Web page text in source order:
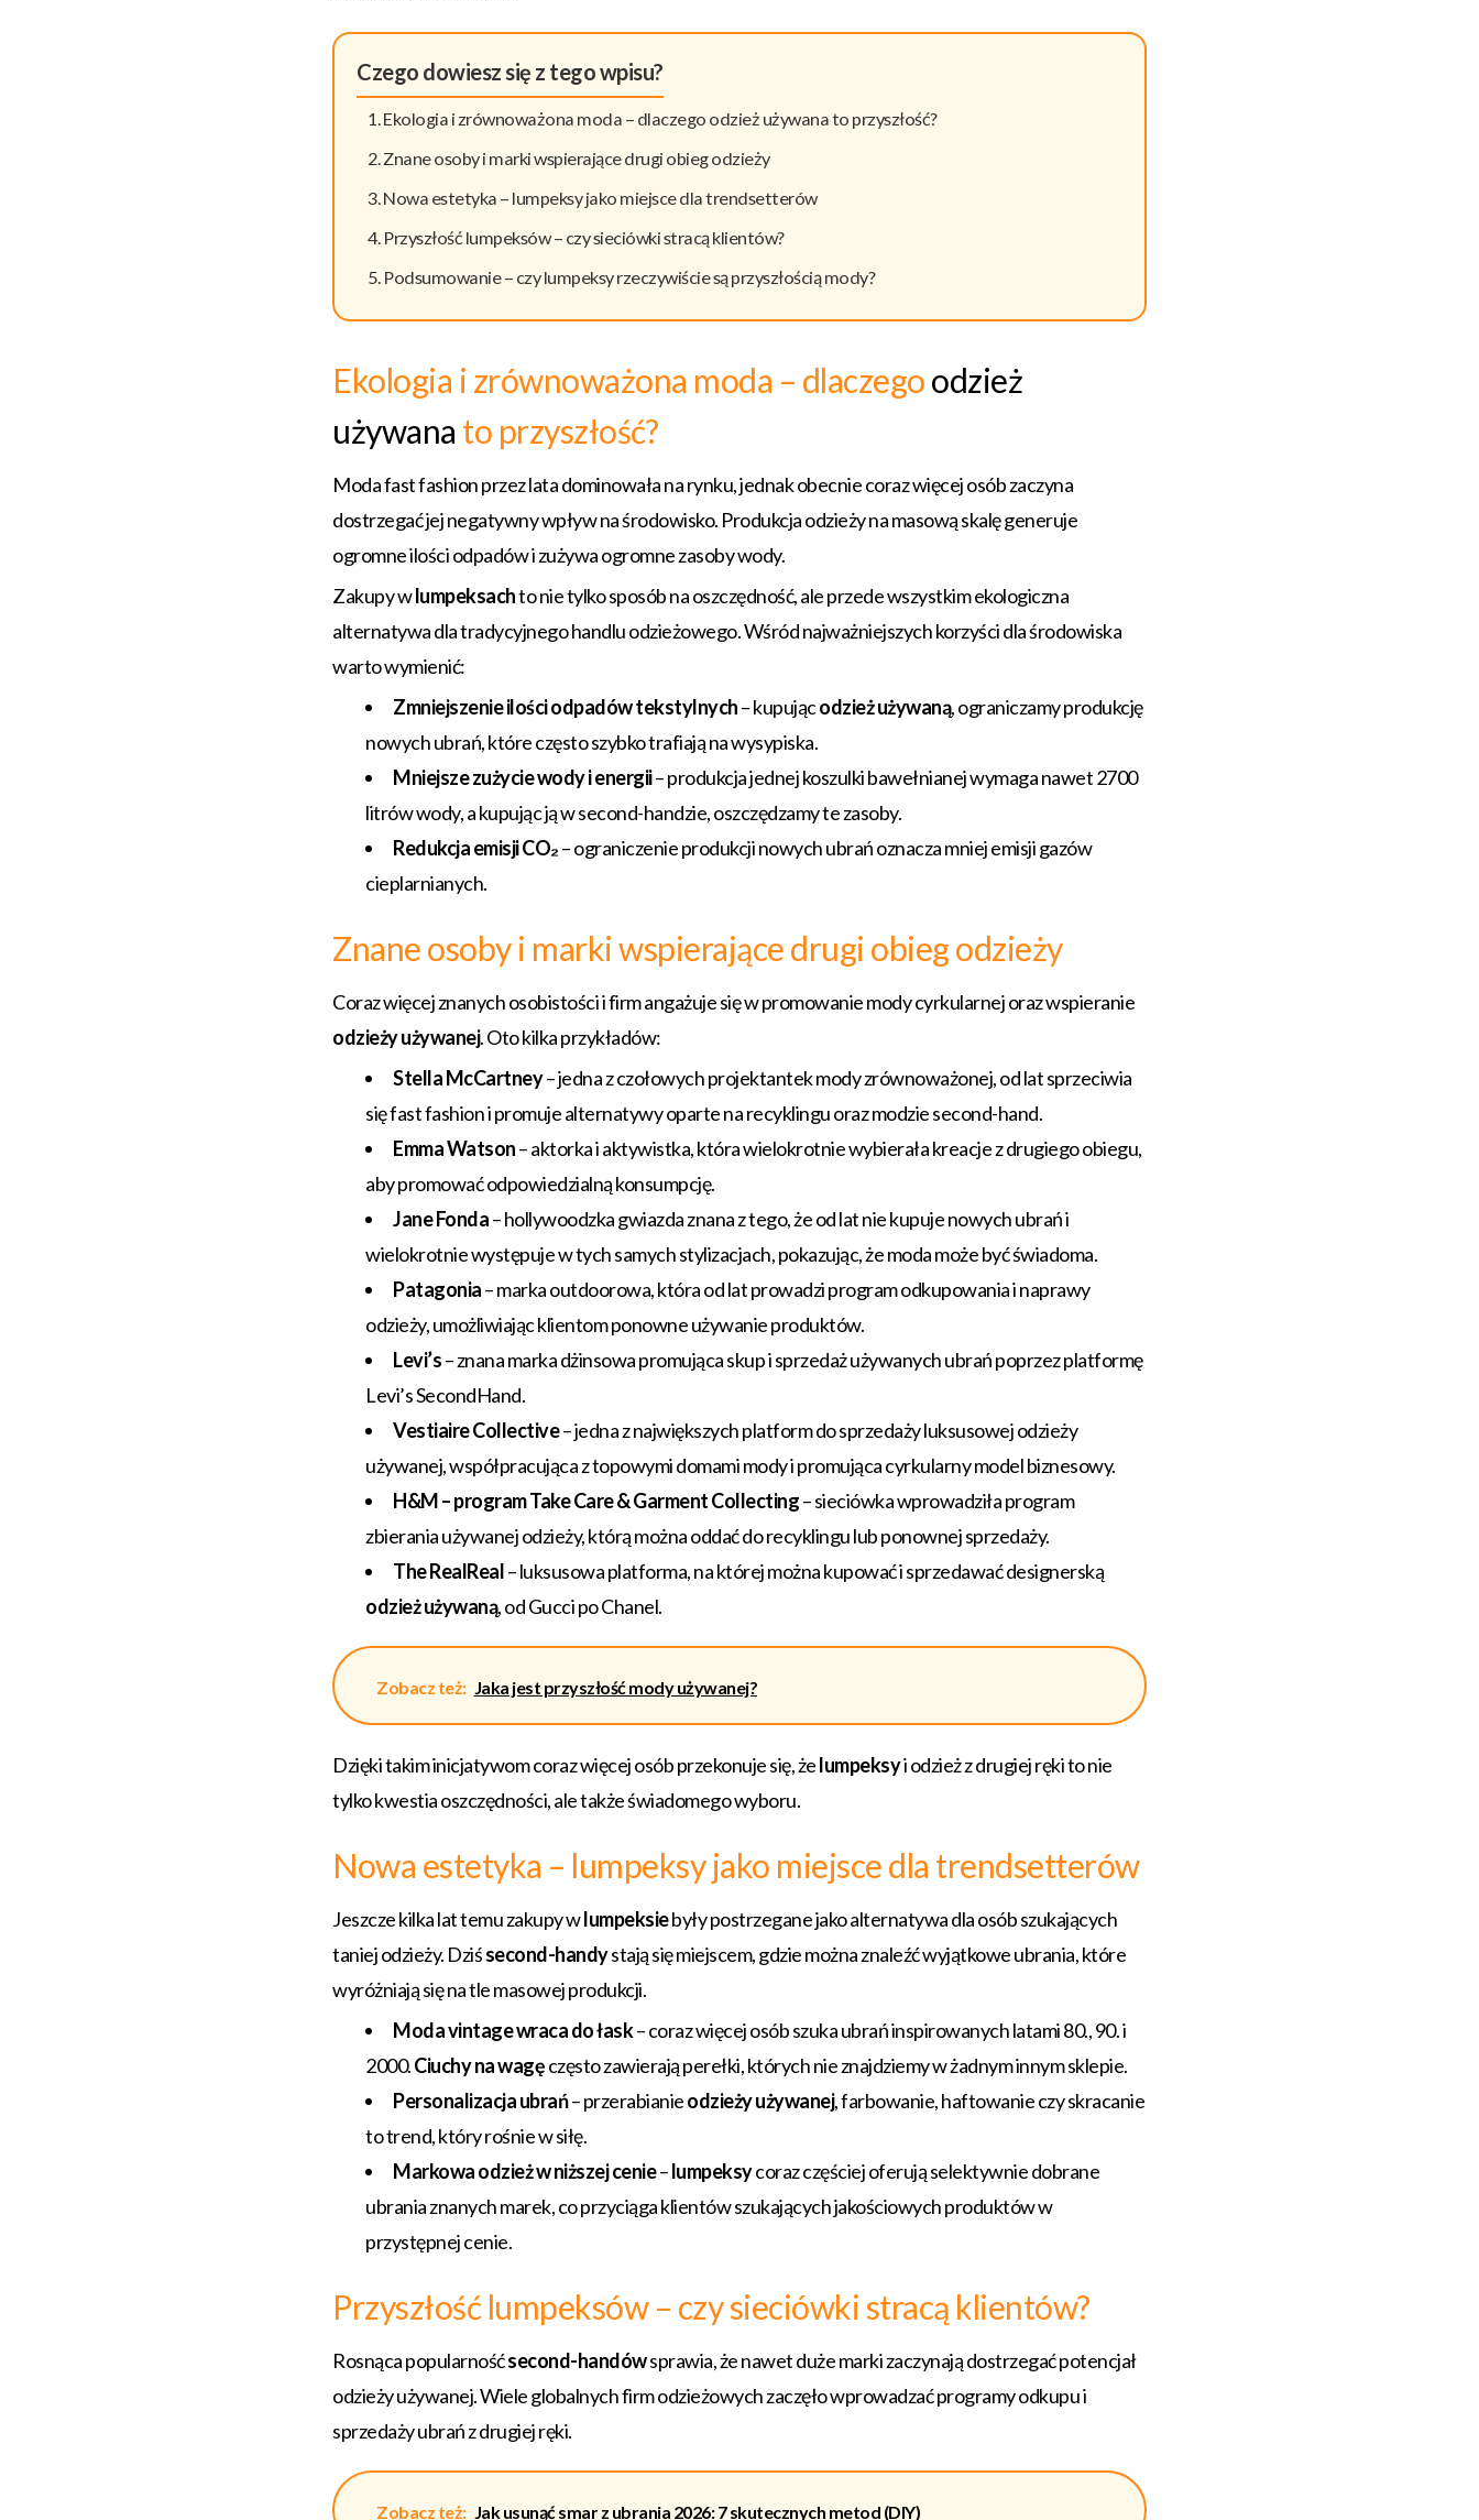
Czego dowiesz się z tego wpisu?
Ekologia i zrównoważona moda – dlaczego odzież używana to przyszłość?
Znane osoby i marki wspierające drugi obieg odzieży
Nowa estetyka – lumpeksy jako miejsce dla trendsetterów
Przyszłość lumpeksów – czy sieciówki stracą klientów?
Podsumowanie – czy lumpeksy rzeczywiście są przyszłością mody?
Ekologia i zrównoważona moda – dlaczegoodzież
używana to przyszłość?
Moda fast fashion przez lata dominowała na rynku, jednak obecnie coraz więcej osób zaczyna
dostrzegać jej negatywny wpływ na środowisko. Produkcja odzieży na masową skalę generuje
ogromne ilości odpadów i zużywa ogromne zasoby wody.
Zakupy wlumpeksachto nie tylko sposób na oszczędność, ale przede wszystkim ekologiczna
alternatywa dla tradycyjnego handlu odzieżowego. Wśród najważniejszych korzyści dla środowiska
warto wymienić:
Zmniejszenie ilości odpadów tekstylnych– kupującodzież używaną, ograniczamy produkcję
nowych ubrań, które często szybko trafiają na wysypiska.
Mniejsze zużycie wody i energii– produkcja jednej koszulki bawełnianej wymaga nawet 2700
litrów wody, a kupując ją w second-handzie, oszczędzamy te zasoby.
Redukcja emisji CO₂– ograniczenie produkcji nowych ubrań oznacza mniej emisji gazów
cieplarnianych.
Znane osoby i marki wspierające drugi obieg odzieży
Coraz więcej znanych osobistości i firm angażuje się w promowanie mody cyrkularnej oraz wspieranie
odzieży używanej. Oto kilka przykładów:
Stella McCartney– jedna z czołowych projektantek mody zrównoważonej, od lat sprzeciwia
się fast fashion i promuje alternatywy oparte na recyklingu oraz modzie second-hand.
Emma Watson– aktorka i aktywistka, która wielokrotnie wybierała kreacje z drugiego obiegu,
aby promować odpowiedzialną konsumpcję.
Jane Fonda– hollywoodzka gwiazda znana z tego, że od lat nie kupuje nowych ubrań i
wielokrotnie występuje w tych samych stylizacjach, pokazując, że moda może być świadoma.
Patagonia– marka outdoorowa, która od lat prowadzi program odkupowania i naprawy
odzieży, umożliwiając klientom ponowne używanie produktów.
Levi’s– znana marka dżinsowa promująca skup i sprzedaż używanych ubrań poprzez platformę
Levi’s SecondHand.
Vestiaire Collective– jedna z największych platform do sprzedaży luksusowej odzieży
używanej, współpracująca z topowymi domami mody i promująca cyrkularny model biznesowy.
H&M – program Take Care & Garment Collecting– sieciówka wprowadziła program
zbierania używanej odzieży, którą można oddać do recyklingu lub ponownej sprzedaży.
The RealReal– luksusowa platforma, na której można kupować i sprzedawać designerską
odzież używaną, od Gucci po Chanel.
Zobacz też: Jaka jest przyszłość mody używanej?
Dzięki takim inicjatywom coraz więcej osób przekonuje się, żelumpeksyi odzież z drugiej ręki to nie
tylko kwestia oszczędności, ale także świadomego wyboru.
Nowa estetyka – lumpeksy jako miejsce dla trendsetterów
Jeszcze kilka lat temu zakupy wlumpeksiebyły postrzegane jako alternatywa dla osób szukających
taniej odzieży. Dziśsecond-handystają się miejscem, gdzie można znaleźć wyjątkowe ubrania, które
wyróżniają się na tle masowej produkcji.
Moda vintage wraca do łask– coraz więcej osób szuka ubrań inspirowanych latami 80., 90. i
2000.Ciuchy na wagęczęsto zawierają perełki, których nie znajdziemy w żadnym innym sklepie.
Personalizacja ubrań– przerabianieodzieży używanej, farbowanie, haftowanie czy skracanie
to trend, który rośnie w siłę.
Markowa odzież w niższej cenie–lumpeksycoraz częściej oferują selektywnie dobrane
ubrania znanych marek, co przyciąga klientów szukających jakościowych produktów w
przystępnej cenie.
Przyszłość lumpeksów – czy sieciówki stracą klientów?
Rosnąca popularnośćsecond-handówsprawia, że nawet duże marki zaczynają dostrzegać potencjał
odzieży używanej. Wiele globalnych firm odzieżowych zaczęło wprowadzać programy odkupu i
sprzedaży ubrań z drugiej ręki.
Zobacz też: Jak usunąć smar z ubrania 2026: 7 skutecznych metod (DIY)